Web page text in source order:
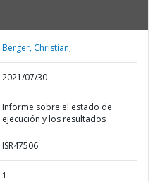
Berger, Christian;
2021/07/30
Informe sobre el estado de
ejecución y los resultados
ISR47506
1